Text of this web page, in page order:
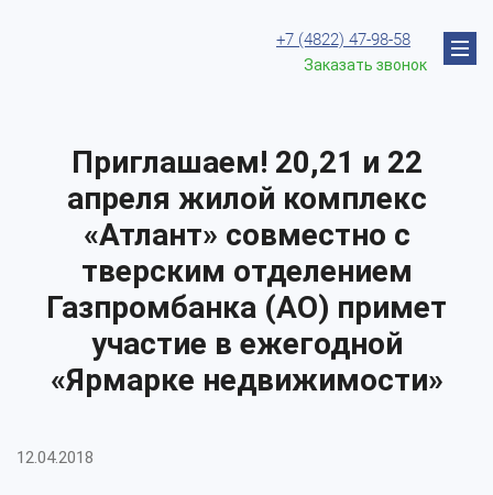
+7 (4822) 47-98-58
Заказать звонок
Приглашаем! 20,21 и 22
апреля жилой комплекс
«Атлант» совместно с
тверским отделением
Газпромбанка (АО) примет
участие в ежегодной
«Ярмарке недвижимости»
12.04.2018